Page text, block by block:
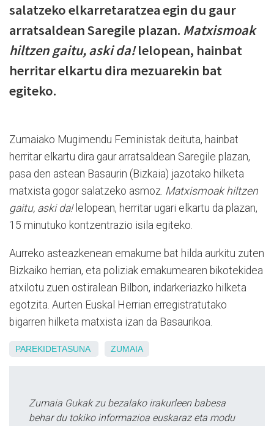
salatzeko elkarretaratzea egin du gaur
arratsaldean Saregile plazan. Matxismoak
hiltzen gaitu, aski da!lelopean, hainbat
herritar elkartu dira mezuarekin bat
egiteko.
Zumaiako Mugimendu Feministak deituta, hainbat
herritar elkartu dira gaur arratsaldean Saregile plazan,
pasa den astean Basaurin (Bizkaia) jazotako hilketa
matxista gogor salatzeko asmoz. Matxismoak hiltzen
gaitu, aski da! lelopean, herritar ugari elkartu da plazan,
15 minutuko kontzentrazio isila egiteko.
Aurreko asteazkenean emakume bat hilda aurkitu zuten
Bizkaiko herrian, eta poliziak emakumearen bikotekidea
atxilotu zuen ostiralean Bilbon, indarkeriazko hilketa
egotzita. Aurten Euskal Herrian erregistratutako
bigarren hilketa matxista izan da Basaurikoa.
PAREKIDETASUNA ZUMAIA
Zumaia Gukak zu bezalako irakurleen babesa
behar du tokiko informazioa euskaraz eta modu